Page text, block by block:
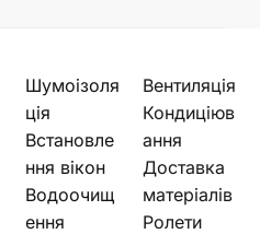
Шумоізоля
ція
Встановле
ння вікон
Водоочищ
ення
Вентиляція
Кондиціюв
ання
Доставка
матеріалів
Ролети